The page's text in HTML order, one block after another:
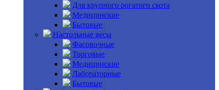
Для крупного рогатого скота
Медицинские
Бытовые
Настольные весы
Фасовочные
Торговые
Медицинские
Лабораторные
Бытовые